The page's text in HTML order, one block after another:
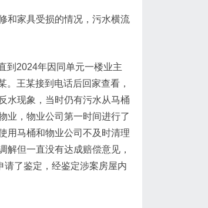
和家具受损的情况，污水横流
到2024年因同单元一楼业主
王某接到电话后回家查看，
水现象，当时仍有污水从马桶
业，物业公司第一时间进行了
用马桶和物业公司不及时清理
解但一直没有达成赔偿意见，
了鉴定，经鉴定涉案房屋内